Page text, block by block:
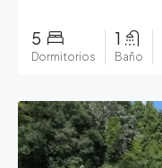
5
Dormitorios
1
Baño